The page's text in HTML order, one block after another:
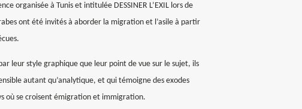
organisée à Tunis et intitulée DESSINER L’EXIL lors de
ont été invités à aborder la migration et l’asile à partir
leur style graphique que leur point de vue sur le sujet, ils
autant qu’analytique, et qui témoigne des exodes
où se croisent émigration et immigration.